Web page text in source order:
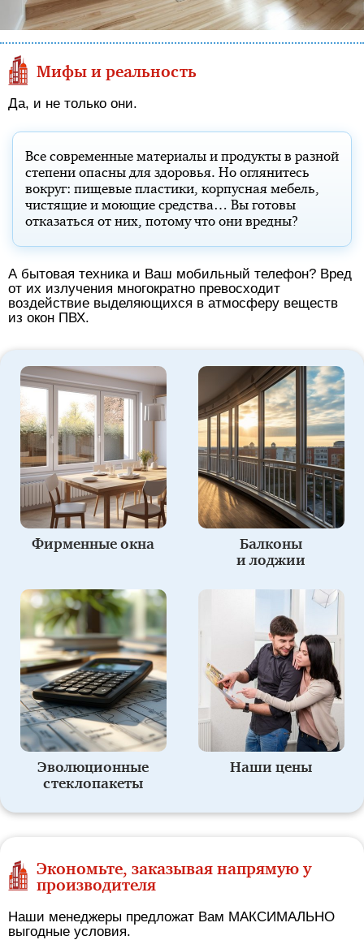
Мифы и реальность
Да, и не только они.
Все современные материалы и продукты в разной
степени опасны для здоровья. Но оглянитесь
вокруг: пищевые пластики, корпусная мебель,
чистящие и моющие средства… Вы готовы
отказаться от них, потому что они вредны?
А бытовая техника и Ваш мобильный телефон? Вред
от их излучения многократно превосходит
воздействие выделяющихся в атмосферу веществ
из окон ПВХ.
Фирменные окна
Балконы
и лоджии
Эволюционные
стеклопакеты
Наши цены
Экономьте, заказывая напрямую у
производителя
Наши менеджеры предложат Вам МАКСИМАЛЬНО
выгодные условия.